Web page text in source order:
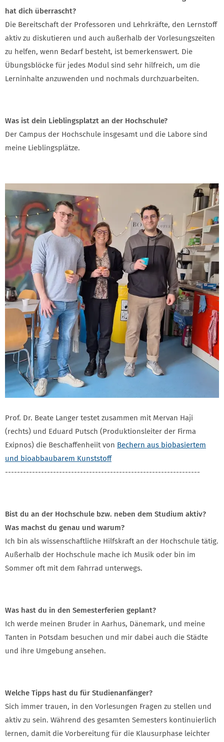
hat dich überrascht?
Die Bereitschaft der Professoren und Lehrkräfte, den Lernstoff
aktiv zu diskutieren und auch außerhalb der Vorlesungszeiten
zu helfen, wenn Bedarf besteht, ist bemerkenswert. Die
Übungsblöcke für jedes Modul sind sehr hilfreich, um die
Lerninhalte anzuwenden und nochmals durchzuarbeiten.
Was ist dein Lieblingsplatzt an der Hochschule?
Der Campus der Hochschule insgesamt und die Labore sind
meine Lieblingsplätze.
Prof. Dr. Beate Langer testet zusammen mit Mervan Haji
(rechts) und Eduard Putsch (Produktionsleiter der Firma
Exipnos) die Beschaffenheiit von Bechern aus biobasiertem
und bioabbaubarem Kunststoff
-----------------------------------------------------------------
Bist du an der Hochschule bzw. neben dem Studium aktiv?
Was machst du genau und warum?
Ich bin als wissenschaftliche Hilfskraft an der Hochschule tätig.
Außerhalb der Hochschule mache ich Musik oder bin im
Sommer oft mit dem Fahrrad unterwegs.
Was hast du in den Semesterferien geplant?
Ich werde meinen Bruder in Aarhus, Dänemark, und meine
Tanten in Potsdam besuchen und mir dabei auch die Städte
und ihre Umgebung ansehen.
Welche Tipps hast du für Studienanfänger?
Sich immer trauen, in den Vorlesungen Fragen zu stellen und
aktiv zu sein. Während des gesamten Semesters kontinuierlich
lernen, damit die Vorbereitung für die Klausurphase leichter